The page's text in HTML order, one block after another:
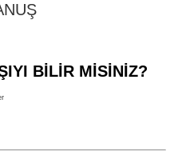
BİLİR MİSİNİZ?